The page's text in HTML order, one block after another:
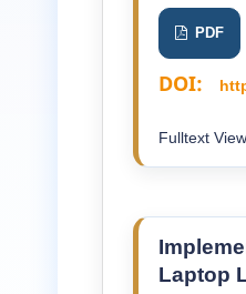
PDF
DOI:
Fulltext
Laptop